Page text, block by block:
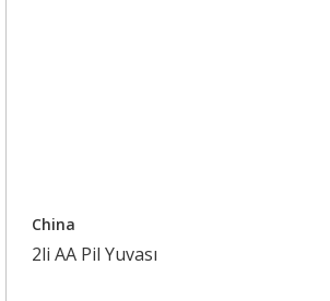
China
2li AA Pil Yuvası